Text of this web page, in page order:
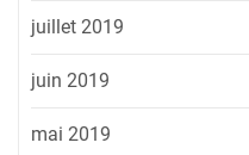
juillet 2019
juin 2019
mai 2019